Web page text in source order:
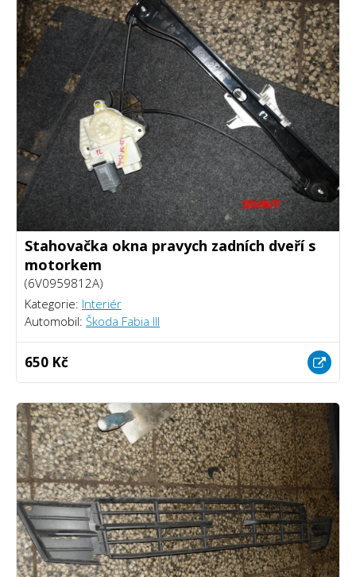
Stahovačka okna pravych zadních dveří s
motorkem
(6V0959812A)
Kategorie: Interiér
Automobil: Škoda Fabia III
650 Kč